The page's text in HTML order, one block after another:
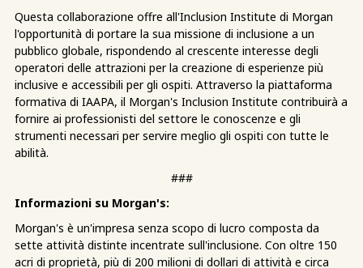
Questa collaborazione offre all'Inclusion Institute di Morgan
l'opportunità di portare la sua missione di inclusione a un
pubblico globale, rispondendo al crescente interesse degli
operatori delle attrazioni per la creazione di esperienze più
inclusive e accessibili per gli ospiti. Attraverso la piattaforma
formativa di IAAPA, il Morgan's Inclusion Institute contribuirà a
fornire ai professionisti del settore le conoscenze e gli
strumenti necessari per servire meglio gli ospiti con tutte le
abilità.
###
Informazioni su Morgan's:
Morgan's è un'impresa senza scopo di lucro composta da
sette attività distinte incentrate sull'inclusione. Con oltre 150
acri di proprietà, più di 200 milioni di dollari di attività e circa